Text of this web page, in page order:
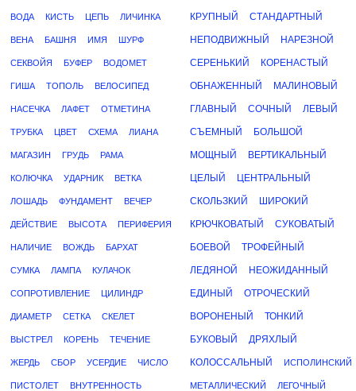
ВОДА КИСТЬ ЦЕПЬ ЛИЧИНКА
ВЕНА БАШНЯ ИМЯ ШУРФ
СЕКВОЙЯ БУФЕР ВОДОМЕТ
ГИША ТОПОЛЬ ВЕЛОСИПЕД
НАСЕЧКА ЛАФЕТ ОТМЕТИНА
ТРУБКА ЦВЕТ СХЕМА ЛИАНА
МАГАЗИН ГРУДЬ РАМА
КОЛЮЧКА УДАРНИК ВЕТКА
ЛОШАДЬ ФУНДАМЕНТ ВЕЧЕР
ДЕЙСТВИЕ ВЫСОТА ПЕРИФЕРИЯ
НАЛИЧИЕ ВОЖДЬ БАРХАТ
СУМКА ЛАМПА КУЛАЧОК
СОПРОТИВЛЕНИЕ ЦИЛИНДР
ДИАМЕТР СЕТКА СКЕЛЕТ
ВЫСТРЕЛ КОРЕНЬ ТЕЧЕНИЕ
ЖЕРДЬ СБОР УСЕРДИЕ ЧИСЛО
ПИСТОЛЕТ ВНУТРЕННОСТЬ
КРУПНЫЙ СТАНДАРТНЫЙ
НЕПОДВИЖНЫЙ НАРЕЗНОЙ
СЕРЕНЬКИЙ КОРЕНАСТЫЙ
ОБНАЖЕННЫЙ МАЛИНОВЫЙ
ГЛАВНЫЙ СОЧНЫЙ ЛЕВЫЙ
СЪЕМНЫЙ БОЛЬШОЙ
МОЩНЫЙ ВЕРТИКАЛЬНЫЙ
ЦЕЛЫЙ ЦЕНТРАЛЬНЫЙ
СКОЛЬЗКИЙ ШИРОКИЙ
КРЮЧКОВАТЫЙ СУКОВАТЫЙ
БОЕВОЙ ТРОФЕЙНЫЙ
ЛЕДЯНОЙ НЕОЖИДАННЫЙ
ЕДИНЫЙ ОТРОЧЕСКИЙ
ВОРОНЕНЫЙ ТОНКИЙ
БУКОВЫЙ ДРЯХЛЫЙ
КОЛОССАЛЬНЫЙ ИСПОЛИНСКИЙ
МЕТАЛЛИЧЕСКИЙ ЛЕГОЧНЫЙ